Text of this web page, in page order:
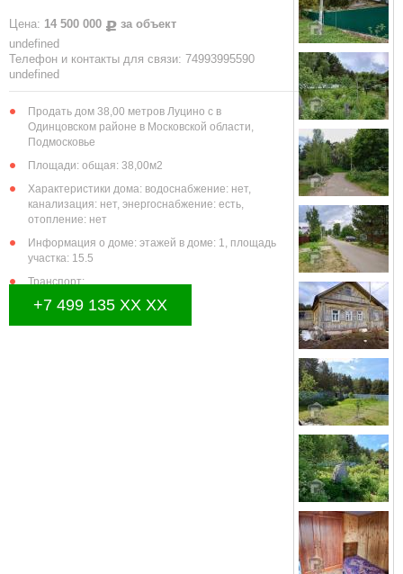
Цена: 14 500 000 Р за объект
undefined
Телефон и контакты для связи: 74993995590
undefined
Продать дом 38,00 метров Луцино с в
Одинцовском районе в Московской области,
Подмосковье
Площади: общая: 38,00м2
Характеристики дома: водоснабжение: нет,
канализация: нет, энергоснабжение: есть,
отопление: нет
Информация о доме: этажей в доме: 1, площадь
участка: 15.5
Транспорт:
+7 499 135 XX XX